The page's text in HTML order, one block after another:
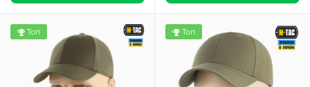
Топ Топ